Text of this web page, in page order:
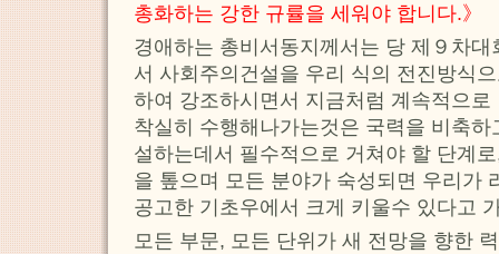
총화하는 강한 규률을 세워야 합니다.》
경애하는 총비서동지께서는 당 제９차
서 사회주의건설을 우리 식의 전진방식
하여 강조하시면서 지금처럼 계속적으
착실히 수행해나가는것은 국력을 비축
설하는데서 필수적으로 거쳐야 할 단계
을 톺으며 모든 분야가 숙성되면 우리가
공고한 기초우에서 크게 키울수 있다고
모든 부문, 모든 단위가 새 전망을 향한